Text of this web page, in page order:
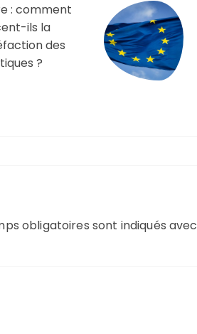
: comment
ils la
des
?
obligatoires sont indiqués avec